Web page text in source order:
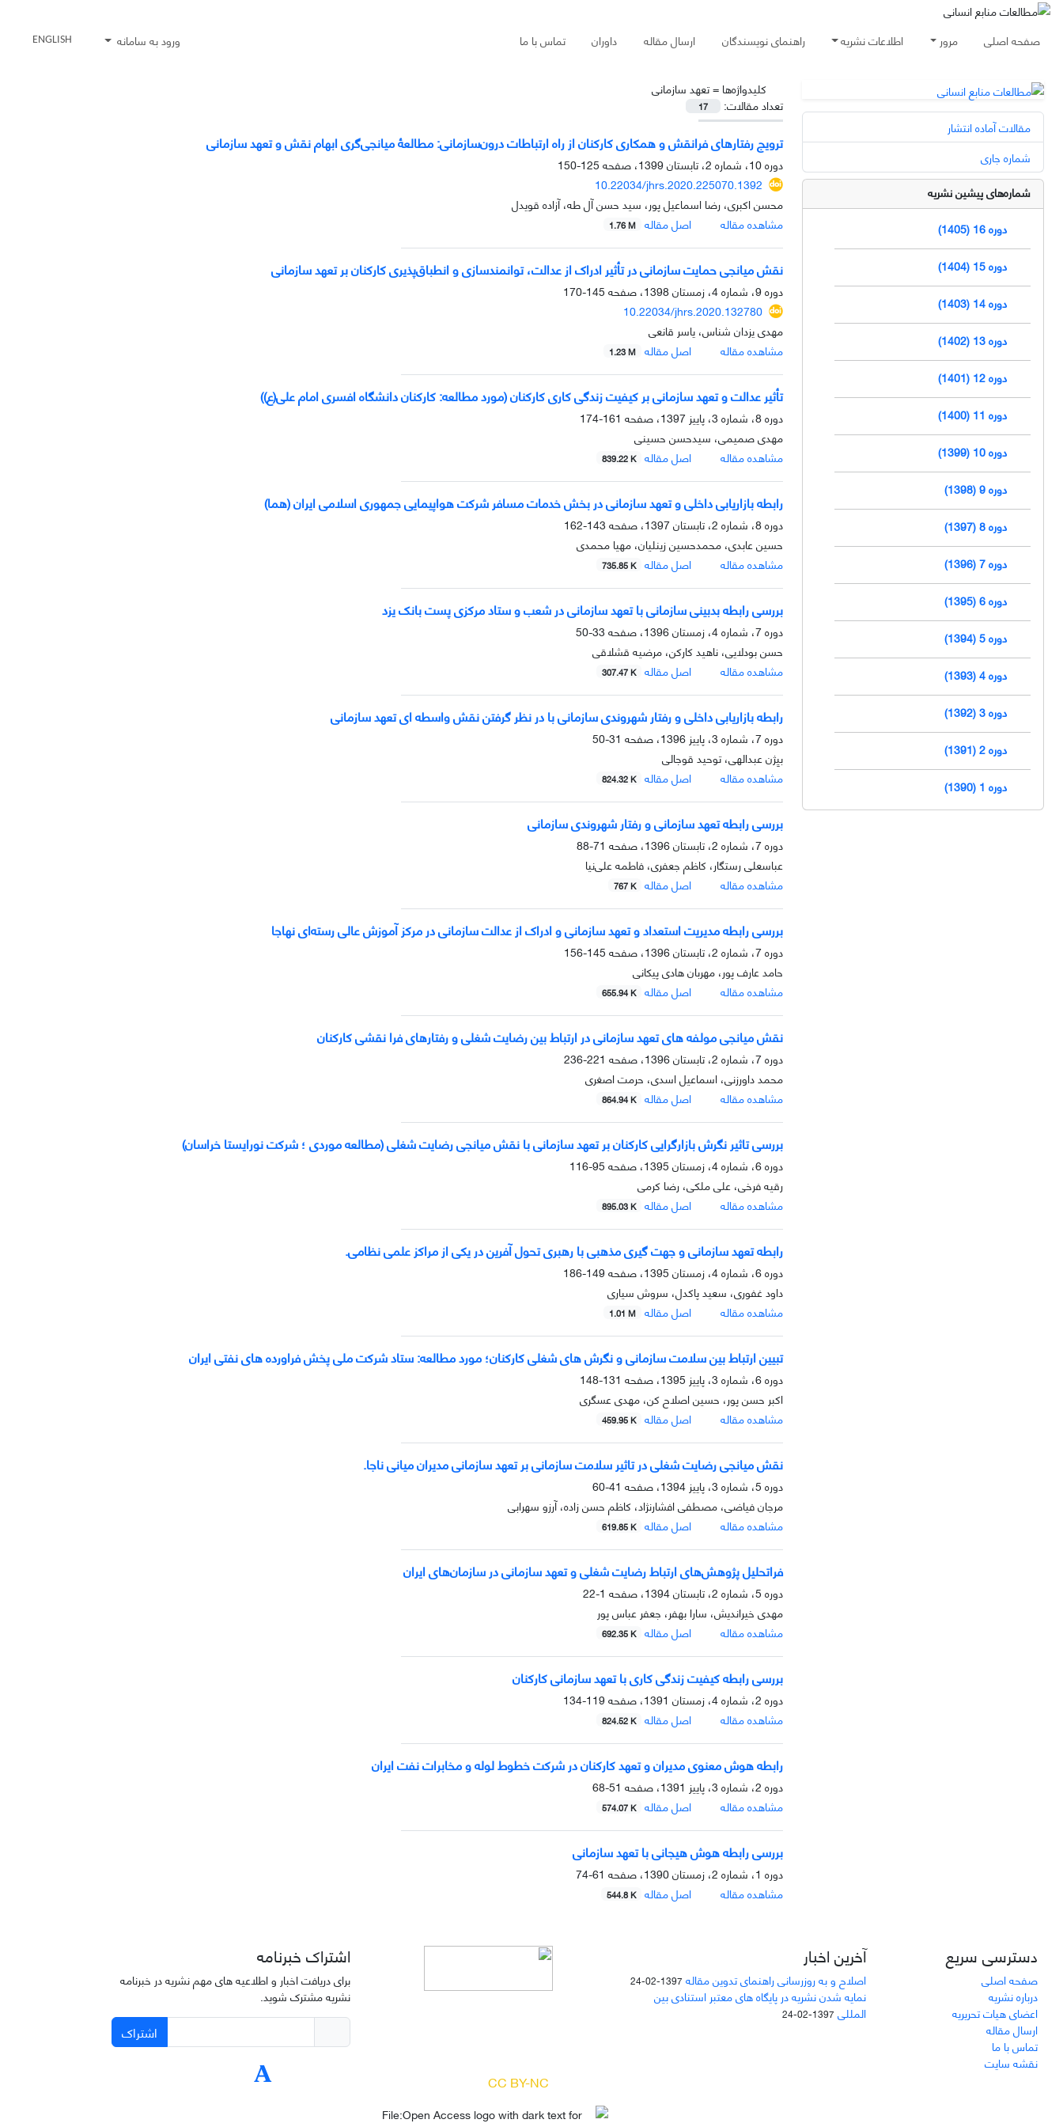
صفحه اصلی مرور اطلاعات نشریه راهنمای نویسندگان ارسال مقاله داوران تماس با ما ورود به سامانه ENGLISH
کلیدواژه‌ها =تعهد سازمانی
تعداد مقالات:
17
ترویج رفتارهای فرانقش و همکاری کارکنان از راه ارتباطات درون‌سازمانی: مطالعۀ میانجی‌گری ابهام نقش و تعهد سازمانی
دوره 10، شماره 2، تابستان 1399، صفحه
125-150
10.22034/jhrs.2020.225070.1392
محسن اکبری، رضا اسماعیل پور، سید حسن آل طه، آزاده قویدل
مشاهده مقاله
اصل مقاله 1.76 M
نقش میانجی حمایت سازمانی در تأثیر ادراک از عدالت، توانمندسازی و انطباق‌پذیری کارکنان بر تعهد سازمانی
دوره 9، شماره 4، زمستان 1398، صفحه
145-170
10.22034/jhrs.2020.132780
مهدی یزدان شناس، یاسر قانعی
مشاهده مقاله
اصل مقاله 1.23 M
تأثیر عدالت و تعهد سازمانی بر کیفیت زندگی کاری کارکنان (مورد مطالعه: کارکنان دانشگاه افسری امام علی(ع))
دوره 8، شماره 3، پاییز 1397، صفحه
161-174
مهدی صمیمی، سیدحسن حسینی
مشاهده مقاله
اصل مقاله 839.22 K
رابطه بازاریابی داخلی و تعهد سازمانی در بخش خدمات مسافر شرکت هواپیمایی جمهوری اسلامی ایران (هما)
دوره 8، شماره 2، تابستان 1397، صفحه
143-162
حسین عابدی، محمدحسین زینلیان، مهیا محمدی
مشاهده مقاله
اصل مقاله 735.85 K
بررسی رابطه بدبینی سازمانی با تعهد سازمانی در شعب و ستاد مرکزی پست بانک یزد
دوره 7، شماره 4، زمستان 1396، صفحه
33-50
حسن بودلایی، ناهید کارکن، مرضیه قشلاقی
مشاهده مقاله
اصل مقاله 307.47 K
رابطه بازاریابی داخلی و رفتار شهروندی سازمانی با در نظر گرفتن نقش واسطه ای تعهد سازمانی
دوره 7، شماره 3، پاییز 1396، صفحه
31-50
بیِِژن عبدالهی، توحید قوجالی
مشاهده مقاله
اصل مقاله 824.32 K
بررسی رابطه تعهد سازمانی و رفتار شهروندی سازمانی
دوره 7، شماره 2، تابستان 1396، صفحه
71-88
عباسعلی رستگار، کاظم جعفری، فاطمه علی‌نیا
مشاهده مقاله
اصل مقاله 767 K
بررسی رابطه مدیریت استعداد و تعهد سازمانی و ادراک از عدالت سازمانی در مرکز آموزش عالی رسته‌ای نهاجا
دوره 7، شماره 2، تابستان 1396، صفحه
145-156
حامد عارف پور، مهربان هادی پیکانی
مشاهده مقاله
اصل مقاله 655.94 K
نقش میانجی مولفه های تعهد سازمانی در ارتباط بین رضایت شغلی و رفتارهای فرا نقشی کارکنان
دوره 7، شماره 2، تابستان 1396، صفحه
221-236
محمد داورزنی، اسماعیل اسدی، حرمت اصغری
مشاهده مقاله
اصل مقاله 864.94 K
بررسی تاثیر نگرش بازارگرایی کارکنان بر تعهد سازمانی با نقش میانجی رضایت شغلی (مطالعه موردی ؛ شرکت نورایستا خراسان)
دوره 6، شماره 4، زمستان 1395، صفحه
95-116
رقیه فرخی، علی ملکی، رضا کرمی
مشاهده مقاله
اصل مقاله 895.03 K
رابطه تعهد سازمانی و جهت گیری مذهبی با رهبری تحول آفرین در یکی از مراکز علمی نظامی.
دوره 6، شماره 4، زمستان 1395، صفحه
149-186
داود غفوری، سعید پاکدل، سروش سیاری
مشاهده مقاله
اصل مقاله 1.01 M
تبیین ارتباط بین سلامت سازمانی و نگرش های شغلی کارکنان؛ مورد مطالعه: ستاد شرکت ملی پخش فراورده های نفتی ایران
دوره 6، شماره 3، پاییز 1395، صفحه
131-148
اکبر حسن پور، حسین اصلاح کن، مهدی عسگری
مشاهده مقاله
اصل مقاله 459.95 K
نقش میانجی رضایت شغلی در تاثیر سلامت سازمانی بر تعهد سازمانی مدیران میانی ناجا.
دوره 5، شماره 3، پاییز 1394، صفحه
41-60
مرجان فیاضی، مصطفی افشارنژاد، کاظم حسن زاده، آرزو سهرابی
مشاهده مقاله
اصل مقاله 619.85 K
فراتحلیل پژوهش‌های ارتباط رضایت شغلی و تعهد سازمانی در سازمان‌های ایران
دوره 5، شماره 2، تابستان 1394، صفحه
1-22
مهدی خیراندیش، سارا بهفر، جعفر عباس پور
مشاهده مقاله
اصل مقاله 692.35 K
بررسی رابطه کیفیت زندگی کاری با تعهد سازمانی کارکنان
دوره 2، شماره 4، زمستان 1391، صفحه
119-134
مشاهده مقاله
اصل مقاله 824.52 K
رابطه هوش معنوی مدیران و تعهد کارکنان در شرکت خطوط لوله و مخابرات نفت ایران
دوره 2، شماره 3، پاییز 1391، صفحه
51-68
مشاهده مقاله
اصل مقاله 574.07 K
بررسی رابطه هوش هیجانی با تعهد سازمانی
دوره 1، شماره 2، زمستان 1390، صفحه
61-74
مشاهده مقاله
اصل مقاله 544.8 K
مقالات آماده انتشار
شماره جاری
شماره‌های پیشین نشریه
دوره 16 (1405)
دوره 15 (1404)
دوره 14 (1403)
دوره 13 (1402)
دوره 12 (1401)
دوره 11 (1400)
دوره 10 (1399)
دوره 9 (1398)
دوره 8 (1397)
دوره 7 (1396)
دوره 6 (1395)
دوره 5 (1394)
دوره 4 (1393)
دوره 3 (1392)
دوره 2 (1391)
دوره 1 (1390)
دسترسی سریع
صفحه اصلی
درباره نشریه
اعضای هیات تحریریه
ارسال مقاله
تماس با ما
نقشه سایت
آخرین اخبار
اصلاح و به روزرسانی راهنمای تدوین مقاله 1397-02-24
نمایه شدن نشریه در پایگاه های معتبر استنادی بین
المللی 1397-02-24
CC BY-NC
اشتراک خبرنامه
برای دریافت اخبار و اطلاعیه های مهم نشریه در خبرنامه
نشریه مشترک شوید.
اشتراک